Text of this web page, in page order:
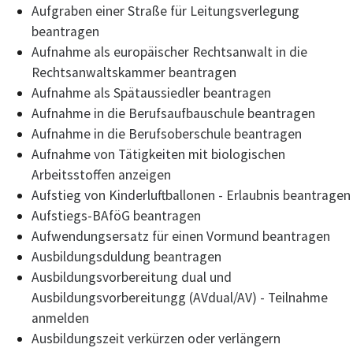
Aufgraben einer Straße für Leitungsverlegung
beantragen
Aufnahme als europäischer Rechtsanwalt in die
Rechtsanwaltskammer beantragen
Aufnahme als Spätaussiedler beantragen
Aufnahme in die Berufsaufbauschule beantragen
Aufnahme in die Berufsoberschule beantragen
Aufnahme von Tätigkeiten mit biologischen
Arbeitsstoffen anzeigen
Aufstieg von Kinderluftballonen - Erlaubnis beantragen
Aufstiegs-BAföG beantragen
Aufwendungsersatz für einen Vormund beantragen
Ausbildungsduldung beantragen
Ausbildungsvorbereitung dual und
Ausbildungsvorbereitungg (AVdual/AV) - Teilnahme
anmelden
Ausbildungszeit verkürzen oder verlängern